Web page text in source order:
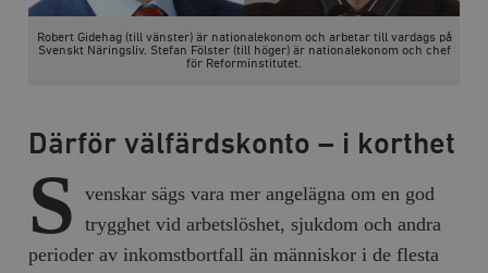
Robert Gidehag(till vänster) är nationalekonom och arbetar till vardags på
Svenskt Näringsliv. Stefan Fölster(till höger) är nationalekonom och chef
för Reforminstitutet.
Därför välfärdskonto – i korthet
S
venskar sägs vara mer angelägna om en god
trygghet vid arbetslöshet, sjukdom och andra
perioder av inkomstbortfall än människor i de flesta